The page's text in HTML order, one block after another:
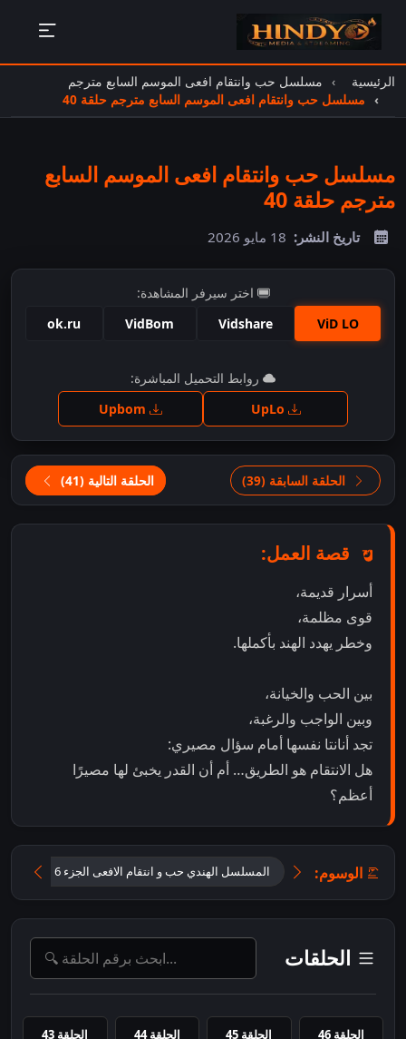
الرئيسية
مسلسل حب وانتقام افعى الموسم السابع مترجم
مسلسل حب وانتقام افعى الموسم السابع مترجم حلقة 40
مسلسل حب وانتقام افعى الموسم السابع
مترجم حلقة 40
تاريخ النشر: 18 مايو 2026
اختر سيرفر المشاهدة:
ViD LO
Vidshare
VidBom
ok.ru
اضغط للمشاهدة
روابط التحميل المباشرة:
الحلقة السابقة (39) الحلقة التالية (41)
قصة العمل:
أسرار قديمة،
قوى مظلمة،
وخطر يهدد الهند بأكملها.
بين الحب والخيانة،
وبين الواجب والرغبة،
تجد أنانتا نفسها أمام سؤال مصيري:
هل الانتقام هو الطريق… أم أن القدر يخبئ لها مصيرًا
أعظم؟
الوسوم: المسلسل الهندي حب و انتقام الافعى الجزء 6 مترجم
الحلقات
الحلقة 46 الحلقة 45 الحلقة 44 الحلقة 43